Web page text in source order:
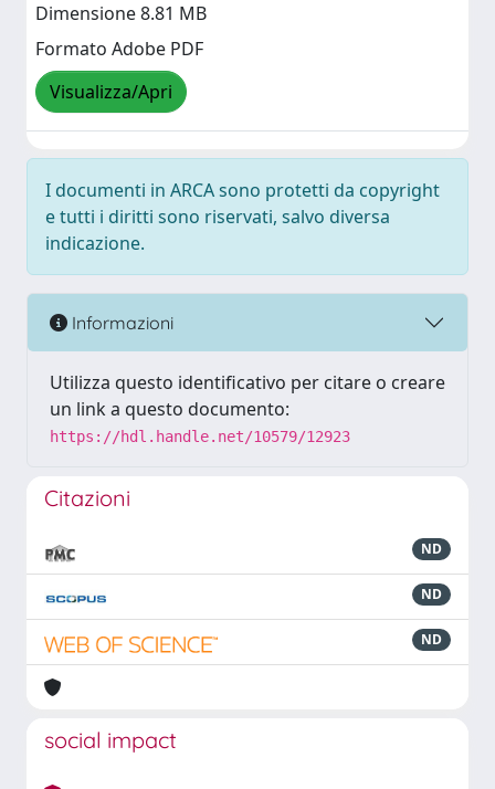
Dimensione 8.81 MB
Formato Adobe PDF
Visualizza/Apri
I documenti in ARCA sono protetti da copyright
e tutti i diritti sono riservati, salvo diversa
indicazione.
Informazioni
Utilizza questo identificativo per citare o creare
un link a questo documento:
https://hdl.handle.net/10579/12923
Citazioni
ND
ND
ND
social impact